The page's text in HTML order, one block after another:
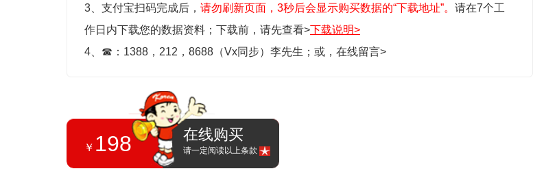
3、支付宝扫码完成后， 请勿刷新页面，3秒后会显示购买数据的“下载地址”。 请在7个工
作日内下载您的数据资料； 下载前，请先查看>下载说明>
4、 ☎ ：1388，212，8688（Vx同步）李先生；或， 在线留言>
￥ 198 在线购买
请一定阅读以上条款